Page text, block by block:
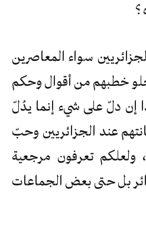
؟
سواء المعاصرين
خطبهم من أقوال وحكم
إن دلّ على شيء إنما يدُلّ
عند الجزائريين وحبّ
ولعلكم تعرفون مرجعية
بل حتى بعض الجماعات